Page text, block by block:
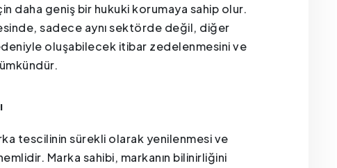
daha geniş bir hukuki korumaya sahip olur.
sadece aynı sektörde değil, diğer
oluşabilecek itibar zedelenmesini ve
tescilinin sürekli olarak yenilenmesi ve
Marka sahibi, markanın bilinirliğini